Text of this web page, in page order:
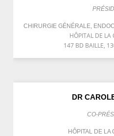
CHIRURGIE GÉNÉRALE,
HÔPITAL DE LA
147 BD BAILLE,
DR
CO-
HÔPITAL DE LA